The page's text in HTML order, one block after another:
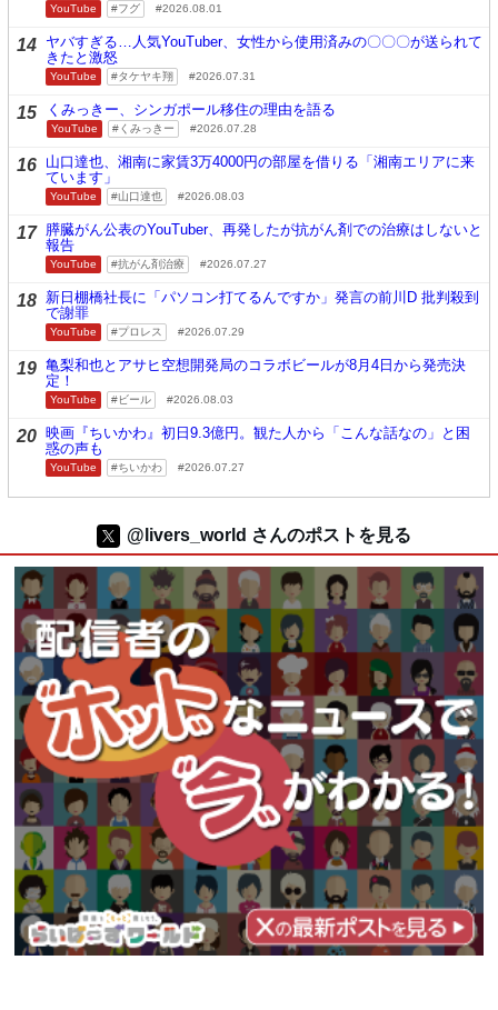
YouTube フグ 2026.08.01
14 ヤバすぎる…人気YouTuber、女性から使用済みの〇〇〇が送られて
きたと激怒
YouTube タケヤキ翔 2026.07.31
15 くみっきー、シンガポール移住の理由を語る
YouTube くみっきー 2026.07.28
16 山口達也、湘南に家賃3万4000円の部屋を借りる「湘南エリアに来
ています」
YouTube 山口達也 2026.08.03
17 膵臓がん公表のYouTuber、再発したが抗がん剤での治療はしないと
報告
YouTube 抗がん剤治療 2026.07.27
18 新日棚橋社長に「パソコン打てるんですか」発言の前川D 批判殺到
で謝罪
YouTube プロレス 2026.07.29
19 亀梨和也とアサヒ空想開発局のコラボビールが8月4日から発売決
定！
YouTube ビール 2026.08.03
20 映画『ちいかわ』初日9.3億円。観た人から「こんな話なの」と困
惑の声も
YouTube ちいかわ 2026.07.27
@livers_world さんのポストを見る